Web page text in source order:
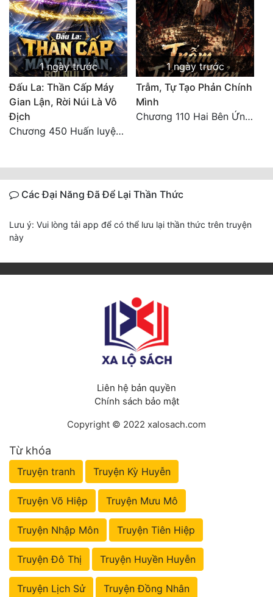
1 ngày trước
Đấu La: Thần Cấp Máy
Gian Lận, Rời Núi Là Vô
Địch
Chương 450 Huấn luyện thực chiến, Long Linh Cơ đối chiến bốn người Cổ Nguyệt và Vũ Lân!
1 ngày trước
Trẫm, Tự Tạo Phản Chính
Mình
Chương 110 Hai Bên Ứng Phó
Các Đại Năng Đã Để Lại Thần Thức
Lưu ý: Vui lòng tải app để có thể lưu lại thần thức trên truyện
này
Liên hệ bản quyền
Chính sách bảo mật
Copyright © 2022 xalosach.com
Từ khóa
Truyện tranh Truyện Kỳ Huyễn
Truyện Võ Hiệp Truyện Mưu Mô
Truyện Nhập Môn Truyện Tiên Hiệp
Truyện Đô Thị Truyện Huyền Huyễn
Truyện Lịch Sử Truyện Đồng Nhân